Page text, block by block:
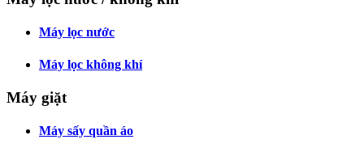
Máy lọc nước
Máy lọc không khí
Máy giặt
Máy sấy quần áo